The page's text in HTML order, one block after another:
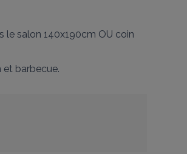
le salon 140x190cm OU coin
et barbecue.